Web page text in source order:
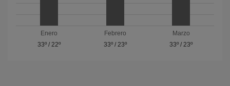
Enero
33º/ 22º
Febrero
33º/ 23º
Marzo
33º / 23º